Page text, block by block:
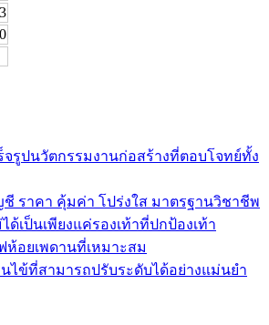
จรูปนวัตกรรมงานก่อสร้างที่ตอบโจทย์ทั้ง
ราคา คุ้มค่า โปร่งใส มาตรฐานวิชาชีพ
ด้เป็นเพียงแค่รองเท้าที่ปกป้องเท้า
ห้อยเพดานที่เหมาะสม
นไข้ที่สามารถปรับระดับได้อย่างแม่นยำ